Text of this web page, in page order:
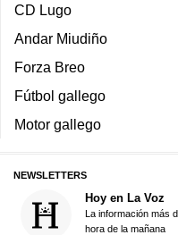
CD Lugo
Andar Miudiño
Forza Breo
Fútbol gallego
Motor gallego
NEWSLETTERS
Hoy en La Voz
La información más
hora de la mañana